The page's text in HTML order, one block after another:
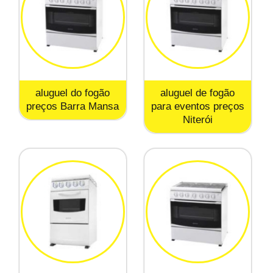
aluguel do fogão
preços Barra Mansa
aluguel de fogão
para eventos preços
Niterói